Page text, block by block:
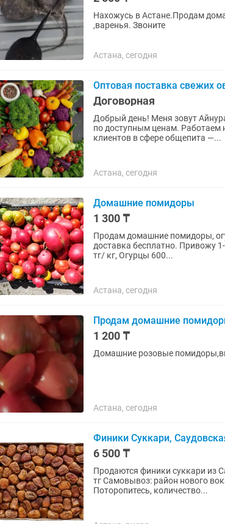
Нахожусь в Астане.Продам
,варенья. Звоните
Астана, сегодня
Оптовая поставка свежих
Договорная
Добрый день! Меня зовут
по доступным ценам. Работаем
клиентов в сфере общепита —...
Астана, сегодня
Домашние помидоры
1 300 ₸
Продам домашние помидоры,
доставка бесплатно. Привожу 1- 2 раза в неделю с Атбасара под заказ. Цена : Помидоры 1300
тг/ кг, Огурцы 600...
Астана, сегодня
Продам домашние
1 200 ₸
Домашние розовые
Астана, сегодня
Финики Суккари,
6 500 ₸
Продаются финики суккари из Саудовской
тг Самовывоз: район нового вокзала. Улица Байтурсынова 53/1, магазин Курылыс
Поторопитесь, количество...